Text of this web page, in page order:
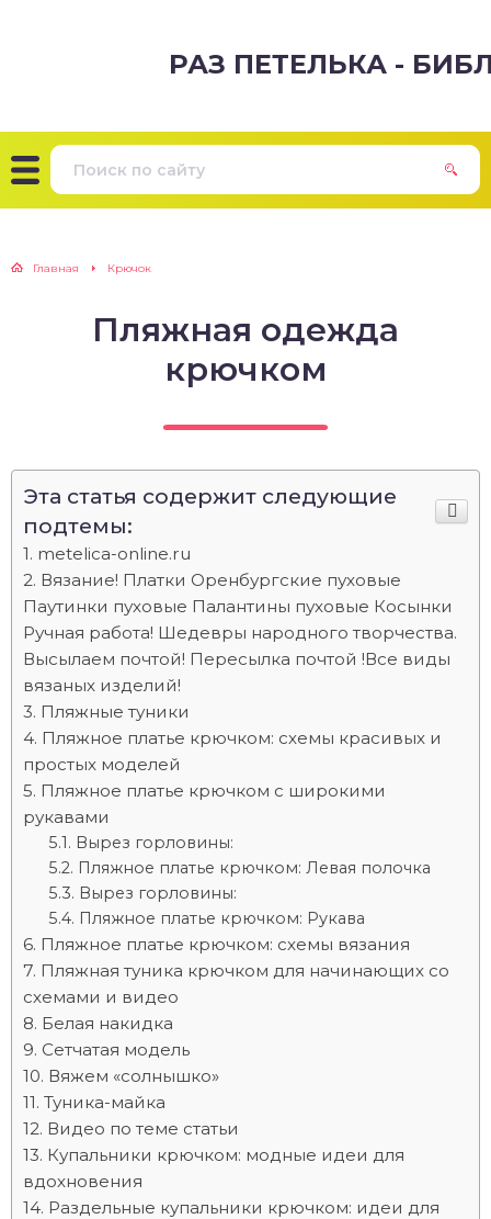
РАЗ ПЕТЕЛЬКА -
Главная Крючок
Пляжная одежда
крючком
Эта статья содержит следующие
подтемы:
metelica-online.ru
Вязание! Платки Оренбургские пуховые
Паутинки пуховые Палантины пуховые Косынки
Ручная работа! Шедевры народного творчества.
Высылаем почтой! Пересылка почтой !Все виды
вязаных изделий!
Пляжные туники
Пляжное платье крючком: схемы красивых и
простых моделей
Пляжное платье крючком с широкими
рукавами
Вырез горловины:
Пляжное платье крючком: Левая полочка
Вырез горловины:
Пляжное платье крючком: Рукава
Пляжное платье крючком: схемы вязания
Пляжная туника крючком для начинающих со
схемами и видео
Белая накидка
Сетчатая модель
Вяжем «солнышко»
Туника-майка
Видео по теме статьи
Купальники крючком: модные идеи для
вдохновения
Раздельные купальники крючком: идеи для